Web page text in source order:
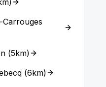
)
(5km)
(6km)